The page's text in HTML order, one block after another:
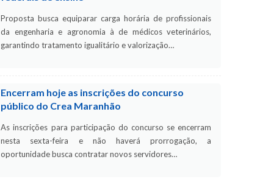
Proposta busca equiparar carga horária de profissionais
da engenharia e agronomia à de médicos veterinários,
garantindo tratamento igualitário e valorização…
Encerram hoje as inscrições do concurso
público do Crea Maranhão
As inscrições para participação do concurso se encerram
nesta sexta-feira e não haverá prorrogação, a
oportunidade busca contratar novos servidores…